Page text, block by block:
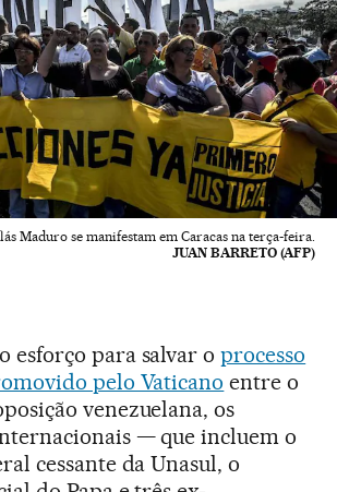
Maduro se manifestam em Caracas na terça-feira.
JUAN BARRETO (AFP)
esforço para salvar oprocesso
pelo Vaticano entre o
venezuelana, os
— que incluem o
cessante da Unasul, o